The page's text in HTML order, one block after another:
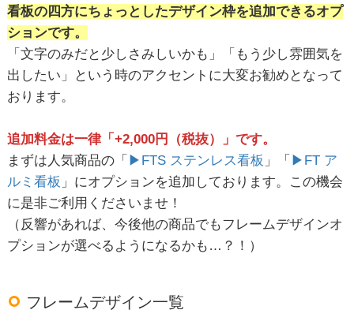
看板の四方にちょっとしたデザイン枠を追加できるオプ
ションです。
「文字のみだと少しさみしいかも」「もう少し雰囲気を
出したい」という時のアクセントに大変お勧めとなって
おります。
追加料金は一律「+2,000円（税抜）」です。
まずは人気商品の「 ▶FTS ステンレス看板 」「 ▶ FT ア
ルミ看板 」にオプションを追加しております。この機会
に是非ご利用くださいませ！
（反響があれば、今後他の商品でもフレームデザインオ
プションが選べるようになるかも…？！）
フレームデザイン一覧